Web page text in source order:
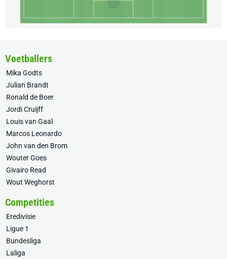
Voetballers
Mika Godts
Julian Brandt
Ronald de Boer
Jordi Cruijff
Louis van Gaal
Marcos Leonardo
John van den Brom
Wouter Goes
Givairo Read
Wout Weghorst
Competities
Eredivisie
Ligue 1
Bundesliga
Laliga